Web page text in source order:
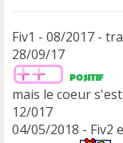
Fiv1 - 08/2017 -
28/09/17
mais le coeur
12/017
04/05/2018 - Fiv2